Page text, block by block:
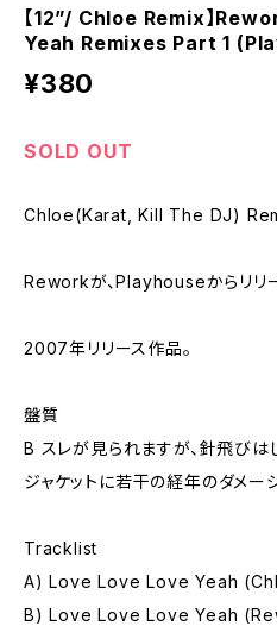
【12”/ Chloe Remix】
Yeah Remixes Part 1
¥380
SOLD OUT
Chloe(Karat, Kill The DJ)
Reworkが、Playhouseからリリー
2007年リリース作品。
盤質
B スレが見られますが、針飛びは
ジャケットに若干の経年のダメー
Tracklist
A) Love Love Love Yeah
B) Love Love Love Yeah